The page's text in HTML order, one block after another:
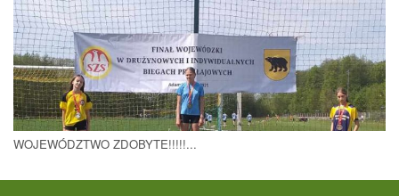
WOJEWÓDZTWO ZDOBYTE!!!!!...